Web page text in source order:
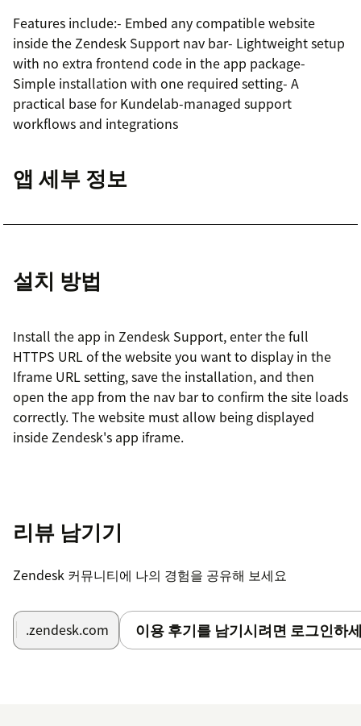
Features include:- Embed any compatible website
inside the Zendesk Support nav bar- Lightweight setup
with no extra frontend code in the app package-
Simple installation with one required setting- A
practical base for Kundelab-managed support
workflows and integrations
앱 세부 정보
설치 방법
Install the app in Zendesk Support, enter the full
HTTPS URL of the website you want to display in the
Iframe URL setting, save the installation, and then
open the app from the nav bar to confirm the site loads
correctly. The website must allow being displayed
inside Zendesk's app iframe.
리뷰 남기기
Zendesk 커뮤니티에 나의 경험을 공유해 보세요
.zendesk.com 이용 후기를 남기시려면 로그인하